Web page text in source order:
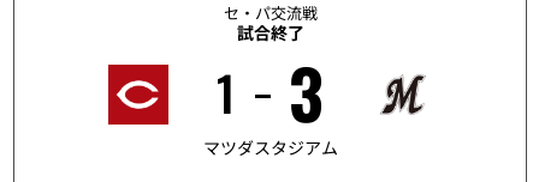
5/26
セ・パ交流戦
試合終了
1 3
マツダスタジアム